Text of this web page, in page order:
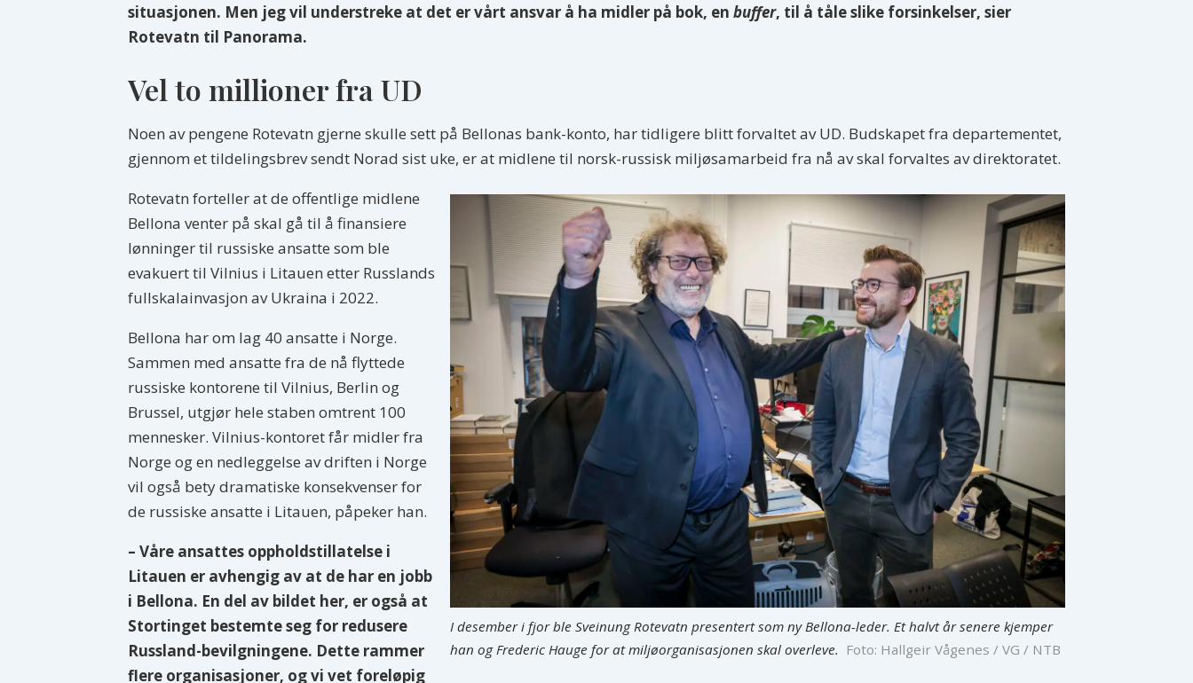
situasjonen. Men jeg vil understreke at det er vårt ansvar å ha midler på bok, en buffer, til å tåle slike forsinkelser, sier
Rotevatn til Panorama.
Vel to millioner fra UD
Noen av pengene Rotevatn gjerne skulle sett på Bellonas bank-konto, har tidligere blitt forvaltet av UD. Budskapet fra departementet,
gjennom et tildelingsbrev sendt Norad sist uke, er at midlene til norsk-russisk miljøsamarbeid fra nå av skal forvaltes av direktoratet.
I desember i fjor ble Sveinung Rotevatn presentert som ny Bellona-leder. Et halvt år senere kjemper
han og Frederic Hauge for at miljøorganisasjonen skal overleve. Foto: Hallgeir Vågenes / VG / NTB
Rotevatn forteller at de offentlige midlene
Bellona venter på skal gå til å finansiere
lønninger til russiske ansatte som ble
evakuert til Vilnius i Litauen etter Russlands
fullskalainvasjon av Ukraina i 2022.
Bellona har om lag 40 ansatte i Norge.
Sammen med ansatte fra de nå flyttede
russiske kontorene til Vilnius, Berlin og
Brussel, utgjør hele staben omtrent 100
mennesker. Vilnius-kontoret får midler fra
Norge og en nedleggelse av driften i Norge
vil også bety dramatiske konsekvenser for
de russiske ansatte i Litauen, påpeker han.
– Våre ansattes oppholdstillatelse i
Litauen er avhengig av at de har en jobb
i Bellona. En del av bildet her, er også at
Stortinget bestemte seg for redusere
Russland-bevilgningene. Dette rammer
flere organisasjoner, og vi vet foreløpig